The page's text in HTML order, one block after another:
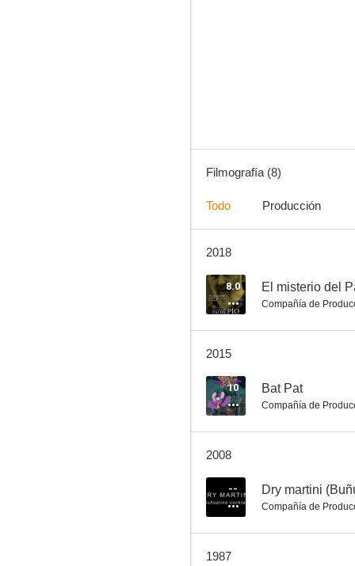
Filmografía (8)
Todo Producción
2018
8.0 El misterio del
Compañía de
2015
10 Bat Pat
Compañía de
2008
-- Dry martini
Compañía de
1987